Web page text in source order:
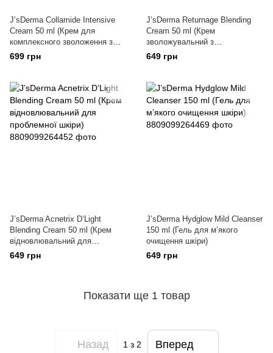
J’sDerma Collamide Intensive
Cream 50 ml (Крем для
комплексного зволоження з
керамідами і колагеном)
699 грн
J’sDerma Returnage Blending
Cream 50 ml (Крем
зволожувальний з
гіалуроновою кислотою)
649 грн
J’sDerma Acnetrix D’Light
Blending Cream 50 ml (Крем
відновлювальний для
проблемної шкіри)
649 грн
J’sDerma Hydglow Mild Cleanser
150 ml (Гель для м’якого
очищення шкіри)
649 грн
Показати ще 1 товар
Назад 1 з 2 Вперед